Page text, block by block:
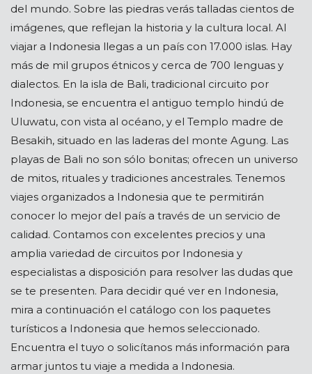
del mundo. Sobre las piedras verás talladas cientos de
imágenes, que reflejan la historia y la cultura local. Al
viajar a Indonesia llegas a un país con 17.000 islas. Hay
más de mil grupos étnicos y cerca de 700 lenguas y
dialectos. En la isla de Bali, tradicional circuito por
Indonesia, se encuentra el antiguo templo hindú de
Uluwatu, con vista al océano, y el Templo madre de
Besakih, situado en las laderas del monte Agung. Las
playas de Bali no son sólo bonitas; ofrecen un universo
de mitos, rituales y tradiciones ancestrales. Tenemos
viajes organizados a Indonesia que te permitirán
conocer lo mejor del país a través de un servicio de
calidad. Contamos con excelentes precios y una
amplia variedad de circuitos por Indonesia y
especialistas a disposición para resolver las dudas que
se te presenten. Para decidir qué ver en Indonesia,
mira a continuación el catálogo con los paquetes
turísticos a Indonesia que hemos seleccionado.
Encuentra el tuyo o solicítanos más información para
armar juntos tu viaje a medida a Indonesia.